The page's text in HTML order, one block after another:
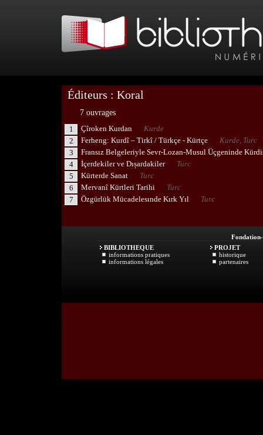
Éditeurs : Koral
7 ouvrages
1
Çîroken Kurdan
Kurde
2
Ferheng: Kurdî – Tirkî / Türkçe - Kürtçe
Kurde, Turc
3
Fransız Belgeleriyle Sevr-Lozan-Musul Üçgeninde
4
İçerdekiler ve Dıșardakiler
Turc
5
Kürterde Sanat
Turc
6
Mervanî Kürtleri Tarihi
Turc
7
Özgürlük Mücadelesınde Kırk Yıl Turc
Fondation
BIBLIOTHEQUE
informations pratiques
informations légales
PROJET
historique
partenaires